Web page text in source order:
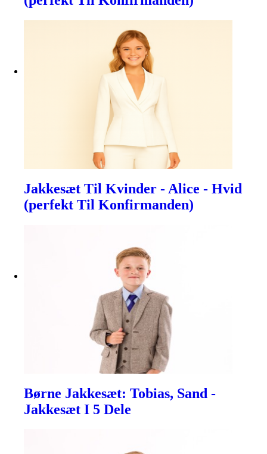
Jakkesæt Til Kvinder - Alice - Hvid
(perfekt Til Konfirmanden)
Børne Jakkesæt: Tobias, Sand -
Jakkesæt I 5 Dele